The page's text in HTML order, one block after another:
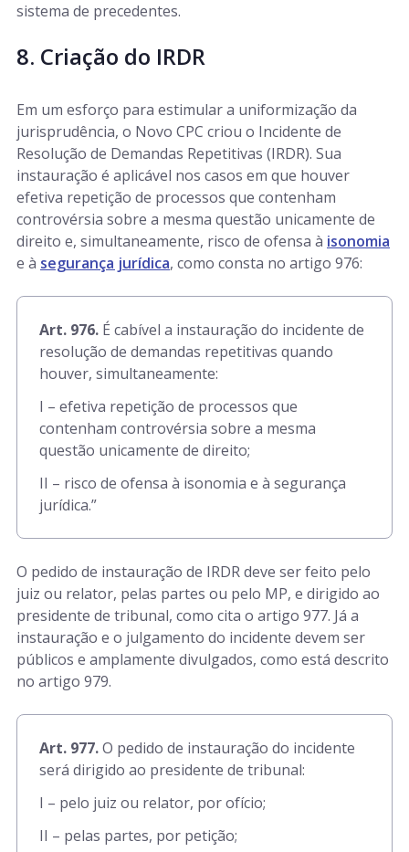
sistema de precedentes.
8. Criação do IRDR
Em um esforço para estimular a uniformização da
jurisprudência, o Novo CPC criou o Incidente de
Resolução de Demandas Repetitivas (IRDR). Sua
instauração é aplicável nos casos em que houver
efetiva repetição de processos que contenham
controvérsia sobre a mesma questão unicamente de
direito e, simultaneamente, risco de ofensa à isonomia
e à segurança jurídica, como consta no artigo 976:
Art. 976. É cabível a instauração do incidente de
resolução de demandas repetitivas quando
houver, simultaneamente:
I – efetiva repetição de processos que
contenham controvérsia sobre a mesma
questão unicamente de direito;
II – risco de ofensa à isonomia e à segurança
jurídica.”
O pedido de instauração de IRDR deve ser feito pelo
juiz ou relator, pelas partes ou pelo MP, e dirigido ao
presidente de tribunal, como cita o artigo 977. Já a
instauração e o julgamento do incidente devem ser
públicos e amplamente divulgados, como está descrito
no artigo 979.
Art. 977.O pedido de instauração do incidente
será dirigido ao presidente de tribunal:
I – pelo juiz ou relator, por ofício;
II – pelas partes, por petição;